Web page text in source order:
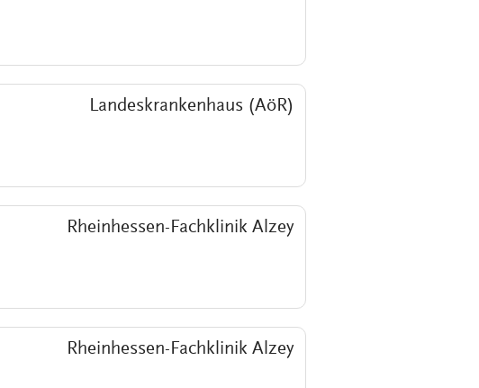
Landeskrankenhaus (AöR)
Rheinhessen-Fachklinik Alzey
Rheinhessen-Fachklinik Alzey